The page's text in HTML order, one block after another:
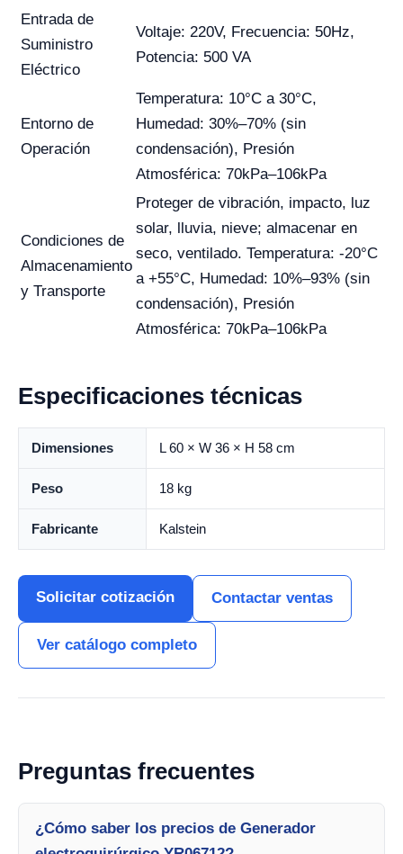
Entrada de
Suministro
Eléctrico
Voltaje: 220V, Frecuencia: 50Hz,
Potencia: 500 VA
Entorno de
Operación
Temperatura: 10°C a 30°C,
Humedad: 30%–70% (sin
condensación), Presión
Atmosférica: 70kPa–106kPa
Condiciones de
Almacenamiento
y Transporte
Proteger de vibración, impacto, luz
solar, lluvia, nieve; almacenar en
seco, ventilado. Temperatura: -20°C
a +55°C, Humedad: 10%–93% (sin
condensación), Presión
Atmosférica: 70kPa–106kPa
Especificaciones técnicas
Dimensiones L 60 × W 36 × H 58 cm
Peso 18 kg
Fabricante Kalstein
Solicitar cotización Contactar ventas
Ver catálogo completo
Preguntas frecuentes
¿Cómo saber los precios de Generador